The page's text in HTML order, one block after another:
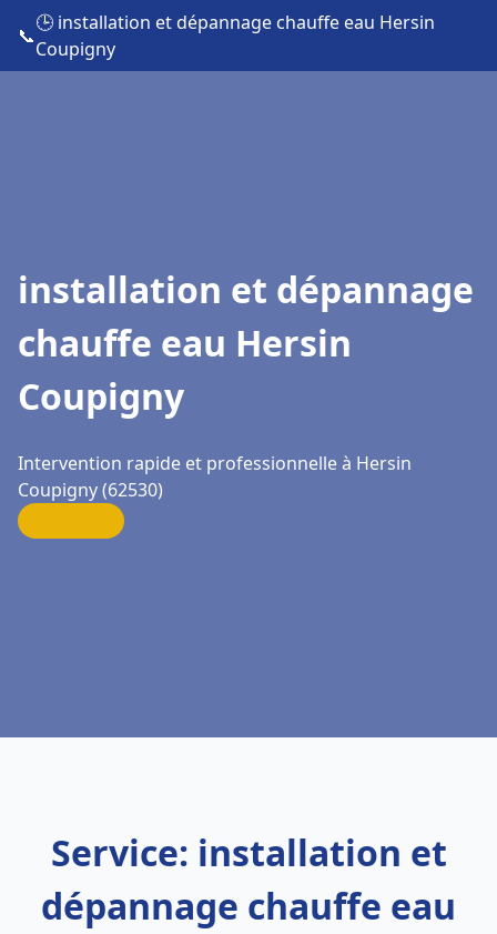
📞
🕒 installation et dépannage chauffe eau Hersin
Coupigny
installation et dépannage
chauffe eau Hersin
Coupigny
Intervention rapide et professionnelle à Hersin
Coupigny (62530)
Service: installation et
dépannage chauffe eau